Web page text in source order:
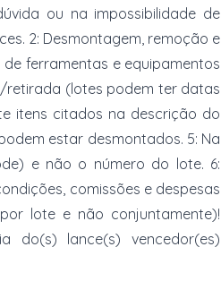
ou na impossibilidade de
2: Desmontagem, remoção e
ferramentas e equipamentos
retirada (lotes podem ter datas
itens citados na descrição do
estar desmontados. 5: Na
e não o número do lote. 6:
comissões e despesas
lote e não conjuntamente)!
do(s) lance(s) vencedor(es)